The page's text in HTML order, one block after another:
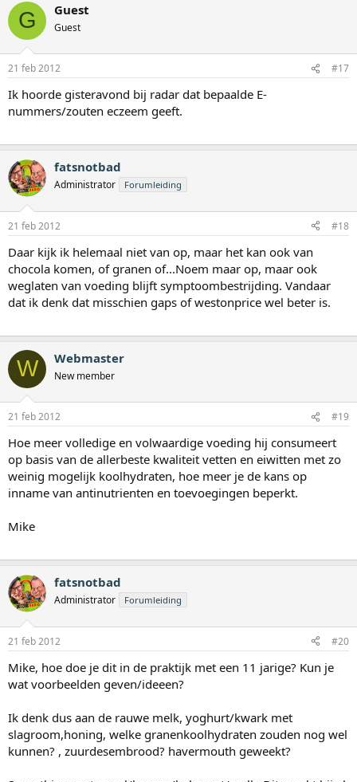
G Guest
Guest
21 feb 2012 #17
Ik hoorde gisteravond bij radar dat bepaalde E-
nummers/zouten eczeem geeft.
fatsnotbad
Administrator Forumleiding
21 feb 2012 #18
Daar kijk ik helemaal niet van op, maar het kan ook van
chocola komen, of granen of...Noem maar op, maar ook
weglaten van voeding blijft symptoombestrijding. Vandaar
dat ik denk dat misschien gaps of westonprice wel beter is.
W Webmaster
New member
21 feb 2012 #19
Hoe meer volledige en volwaardige voeding hij consumeert
op basis van de allerbeste kwaliteit vetten en eiwitten met zo
weinig mogelijk koolhydraten, hoe meer je de kans op
inname van antinutrienten en toevoegingen beperkt.
Mike
fatsnotbad
Administrator Forumleiding
21 feb 2012 #20
Mike, hoe doe je dit in de praktijk met een 11 jarige? Kun je
wat voorbeelden geven/ideeen?
Ik denk dus aan de rauwe melk, yoghurt/kwark met
slagroom,honing, welke granenkoolhydraten zouden nog wel
kunnen? , zuurdesembrood? havermouth geweekt?